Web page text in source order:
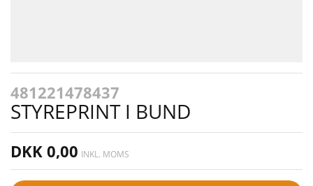
481221478437
STYREPRINT I BUND
DKK 0,00 INKL. MOMS